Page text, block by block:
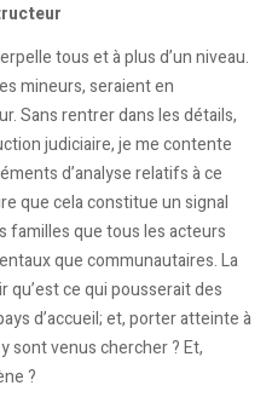
tous et à plus d’un niveau.
mineurs, seraient en
Sans rentrer dans les détails,
judiciaire, je me contente
d’analyse relatifs à ce
que cela constitue un signal
familles que tous les acteurs
que communautaires. La
qu’est ce qui pousserait des
d’accueil; et, porter atteinte à
sont venus chercher ? Et,
?